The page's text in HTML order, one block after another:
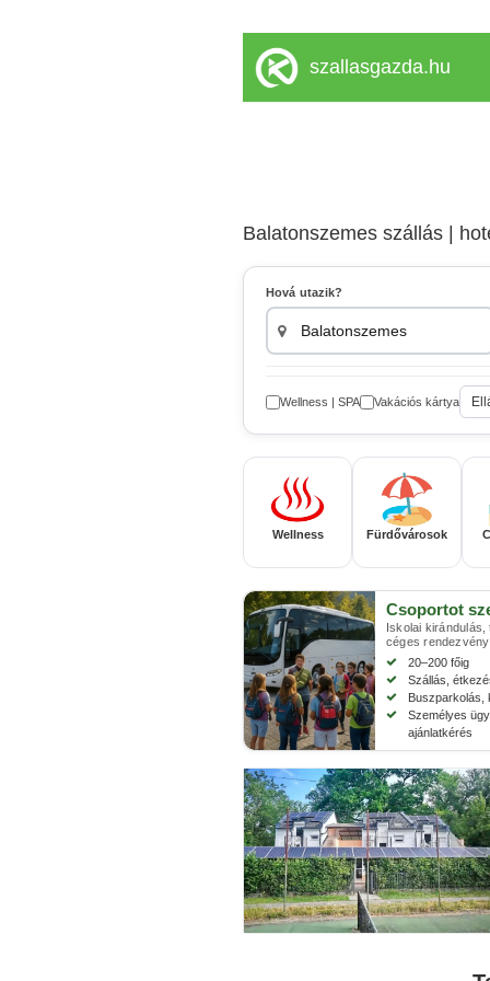
szallasgazda.hu
Balatonszemes szállás |
Hová utazik?
Wellness | SPA Vakációs kártya
Wellness Fürdővárosok
Csoportot
Iskolai
céges
20–200 főig
Szállás,
Buszparkolás,
Személyes
ajánlatkérés